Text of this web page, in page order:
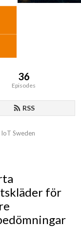
36
Episodes
RSS
Sweden
för